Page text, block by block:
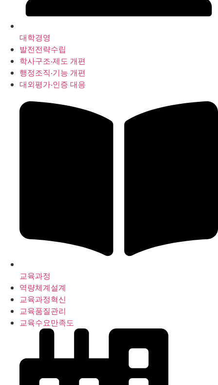
대학경영
발전전략수립
학사구조‧제도 개편
행정조직‧기능 개편
대외평가‧인증 대응
교육과정
역량체계설계
교육과정혁신
교육품질관리
교육수요만족도